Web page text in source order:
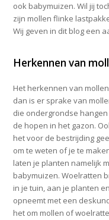
ook babymuizen. Wil jij
zijn mollen flinke
Wij geven in dit blog een
Herkennen van
Het herkennen van
dan is er sprake van
die ondergrondse
de hopen in het gazon.
het voor de bestrijding
om te weten of je te
laten je planten namelijk
babymuizen. Woelratten
in je tuin, aan je planten
opneemt met een
het om mollen of